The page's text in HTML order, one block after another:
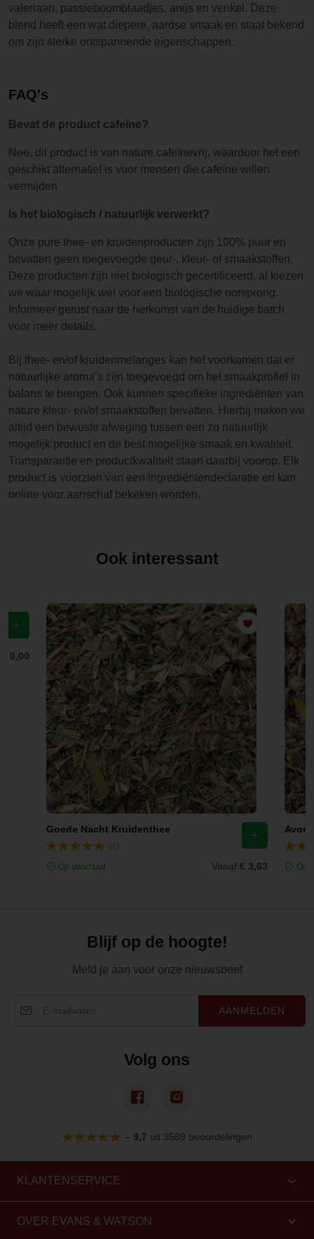
valeriaan, passieboomblaadjes, anijs en venkel. Deze
blend heeft een wat diepere, aardse smaak en staat bekend
om zijn sterke ontspannende eigenschappen.
FAQ's
Bevat de product cafeïne?
Nee, dit product is van nature cafeïnevrij, waardoor het een
geschikt alternatief is voor mensen die cafeïne willen
vermijden
Is het biologisch / natuurlijk verwerkt?
Onze pure thee- en kruidenproducten zijn 100% puur en
bevatten geen toegevoegde geur-, kleur- of smaakstoffen.
Deze producten zijn niet biologisch gecertificeerd, al kiezen
we waar mogelijk wél voor een biologische oorsprong.
Informeer gerust naar de herkomst van de huidige batch
voor meer details.
Bij thee- en/of kruidenmelanges kan het voorkomen dat er
natuurlijke aroma’s zijn toegevoegd om het smaakprofiel in
balans te brengen. Ook kunnen specifieke ingrediënten van
nature kleur- en/of smaakstoffen bevatten. Hierbij maken we
altijd een bewuste afweging tussen een zo natuurlijk
mogelijk product en de best mogelijke smaak en kwaliteit.
Transparantie en productkwaliteit staan daarbij voorop. Elk
product is voorzien van een ingrediëntendeclaratie en kan
online voor aanschaf bekeken worden.
Ook interessant
€ 0,00
Goede Nacht Kruidenthee
Op voorraad Vanaf € 3,63 Op
Blijf op de hoogte!
Meld je aan voor onze nieuwsbrief
AANMELDEN
Volg ons
– 9,7 uit 3589 beoordelingen
KLANTENSERVICE
OVER EVANS & WATSON